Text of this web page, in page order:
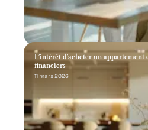
L’intérêt d’acheter un appartement
financiers
11 mars 2026